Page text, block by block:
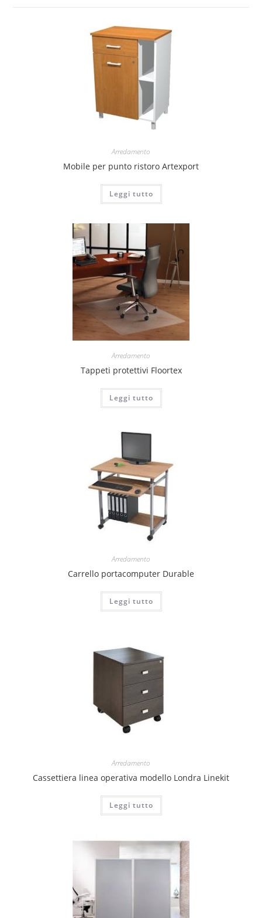
Arredamento
Mobile per punto ristoro Artexport
Leggi tutto
Arredamento
Tappeti protettivi Floortex
Leggi tutto
Arredamento
Carrello portacomputer Durable
Leggi tutto
Arredamento
Cassettiera linea operativa modello Londra Linekit
Leggi tutto